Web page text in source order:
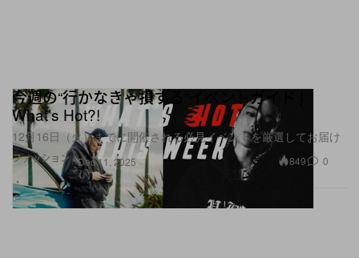
ファッション
今週の“行かなきゃ損する”イベントガイド |
What’s Hot?!
12月16日（火）までに開催される必見イベントを厳選してお届け
Dec 11, 2025 849 0